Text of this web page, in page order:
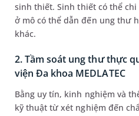
sinh thiết. Sinh thiết có thể
ở mô có thể dẫn đến ung thư
khác.
2. Tầm soát ung thư thực
viện Đa khoa MEDLATEC
Bằng uy tín, kinh nghiệm và
kỹ thuật từ xét nghiệm đến